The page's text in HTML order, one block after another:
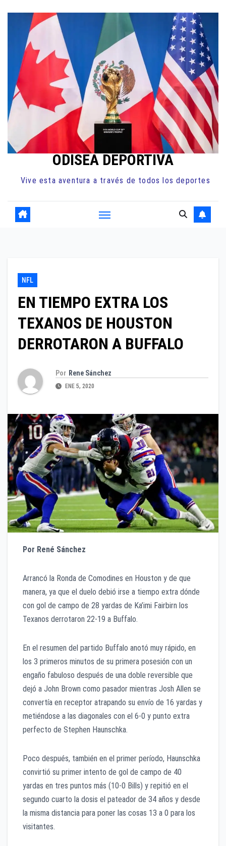
contenido
ODISEA DEPORTIVA
Vive esta aventura a través de todos los deportes
NFL
EN TIEMPO EXTRA LOS
TEXANOS DE HOUSTON
DERROTARON A BUFFALO
Por Rene Sánchez
ENE 5, 2020
Por René Sánchez
Arrancó la Ronda de Comodines en Houston y de que
manera, ya que el duelo debió irse a tiempo extra dónde
con gol de campo de 28 yardas de Ka’imi Fairbirn los
Texanos derrotaron 22-19 a Buffalo.
En el resumen del partido Buffalo anotó muy rápido, en
los 3 primeros minutos de su primera posesión con un
engaño fabuloso después de una doble reversible que
dejó a John Brown como pasador mientras Josh Allen se
convertía en receptor atrapando su envío de 16 yardas y
metiéndose a las diagonales con el 6-0 y punto extra
perfecto de Stephen Haunschka.
Poco después, también en el primer período, Haunschka
convirtió su primer intento de gol de campo de 40
yardas en tres puntos más (10-0 Bills) y repitió en el
segundo cuarto la dosis el pateador de 34 años y desde
la misma distancia para poner las cosas 13 a 0 para los
visitantes.